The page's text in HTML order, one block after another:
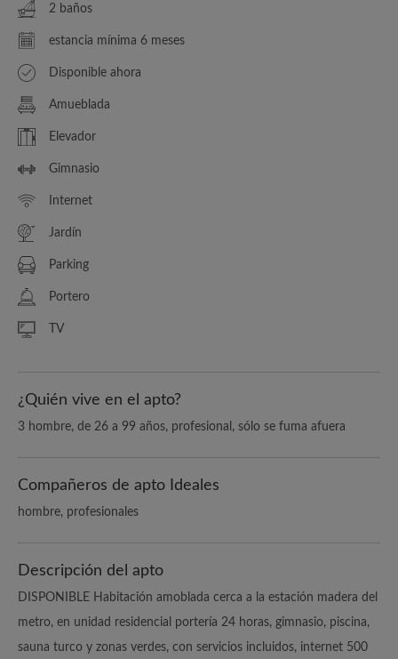
2 baños
estancia mínima 6 meses
Disponible ahora
Amueblada
Elevador
Gimnasio
Internet
Jardín
Parking
Portero
TV
¿Quién vive en el apto?
3 hombre, de 26 a 99 años, profesional, sólo se fuma afuera
Compañeros de apto Ideales
hombre, profesionales
Descripción del apto
DISPONIBLE Habitación amoblada cerca a la estación madera del
metro, en unidad residencial portería 24 horas, gimnasio, piscina,
sauna turco y zonas verdes, con servicios incluidos, internet 500